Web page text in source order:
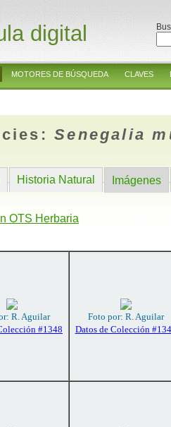
digital
MOTORES DE BÚSQUEDA CLAVES
Senegalia
Historia Natural Imágenes
OTS Herbaria
R. Aguilar
#1348
Foto por: R. Aguilar
Datos de Colección